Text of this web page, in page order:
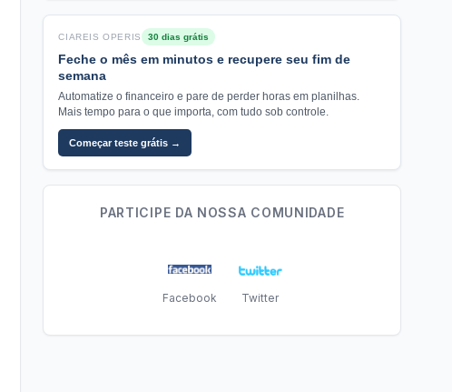
CIAREIS OPERIS 30 dias grátis
Feche o mês em minutos e recupere seu fim de
semana
Automatize o financeiro e pare de perder horas em planilhas.
Mais tempo para o que importa, com tudo sob controle.
Começar teste grátis →
PARTICIPE DA NOSSA COMUNIDADE
Facebook Twitter